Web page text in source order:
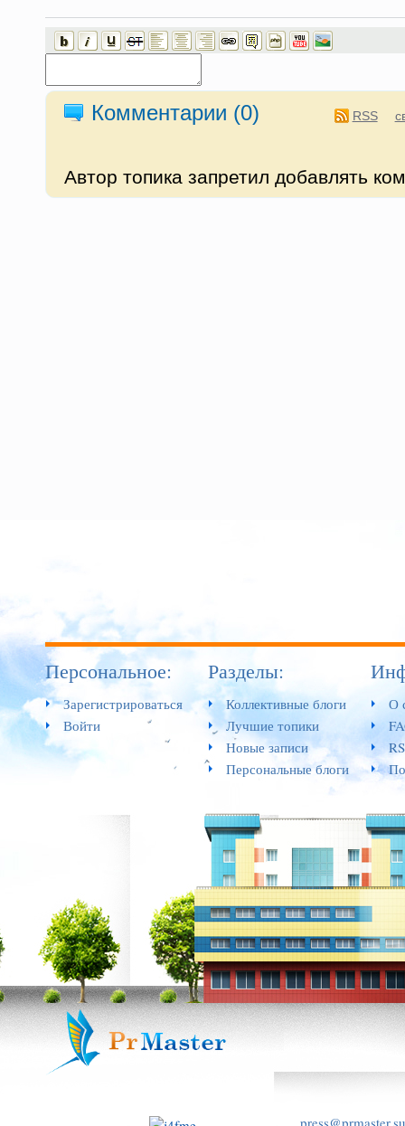
Комментарии (0) RSS
Автор топика запретил добавлять
Персональное:
Зарегистрироваться
Войти
Разделы:
Коллективные блоги
Лучшие топики
Новые записи
Персональные блоги
О
press@prmaster.su